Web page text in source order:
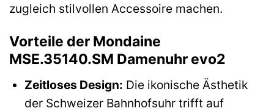
zugleich stilvollen Accessoire machen.
Vorteile der Mondaine
MSE.35140.SM Damenuhr evo2
Zeitloses Design: Die ikonische Ästhetik
der Schweizer Bahnhofsuhr trifft auf